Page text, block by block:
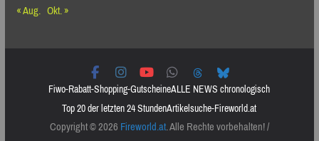
« Aug. Okt. »
Fiwo-Rabatt-Shopping-GutscheineALLE NEWS chronologisch
Top 20 der letzten 24 StundenArtikelsuche-Fireworld.at
Copyright © 2026Fireworld.at. Alle Rechte vorbehalten! /